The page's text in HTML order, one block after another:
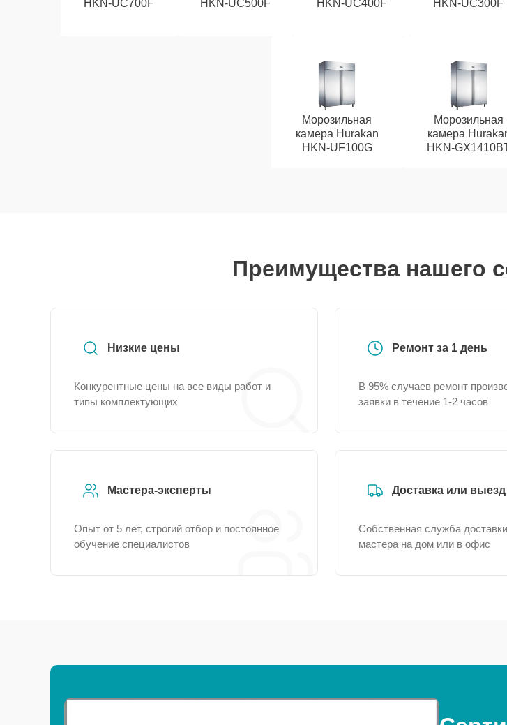
HKN-UC700F
HKN-UC500F
HKN-UC400F
HKN-UC300F
Морозильная
камера Hurakan
HKN-UF100G
Морозильная
камера
HKN-
Преимущества нашего
Низкие цены
Конкурентные цены на все виды работ и
типы комплектующих
Ремонт за 1 день
В 95% случаев ремонт
заявки в течение 1-2 часов
Мастера-эксперты
Опыт от 5 лет, строгий отбор и постоянное
обучение специалистов
Доставка или выезд
Собственная служба
мастера на дом или в офис